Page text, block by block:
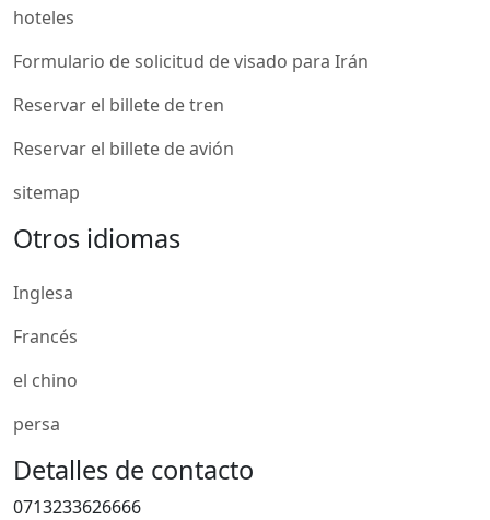
hoteles
Formulario de solicitud de visado para Irán
Reservar el billete de tren
Reservar el billete de avión
sitemap
Otros idiomas
Inglesa
Francés
el chino
persa
Detalles de contacto
0713233626666